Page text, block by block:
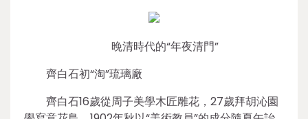
晚清時代的“年夜清門”
齊白石初“淘”琉璃廠
齊白石16歲從周子美學木匠雕花，27歲拜胡沁園